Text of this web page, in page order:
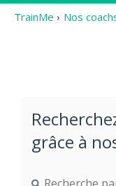
TrainMe › Nos
grâce à